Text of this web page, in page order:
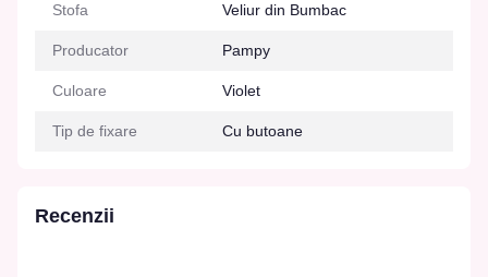
Stofa Veliur din Bumbac
Producator Pampy
Culoare Violet
Tip de fixare Cu butoane
Recenzii